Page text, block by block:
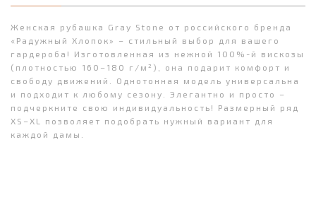
Женская рубашка Gray Stone от российского бренда
«Радужный Хлопок» – стильный выбор для вашего
гардероба! Изготовленная из нежной 100%-й вискозы
(плотностью 160–180 г/м²), она подарит комфорт и
свободу движений. Однотонная модель универсальна
и подходит к любому сезону. Элегантно и просто –
подчеркните свою индивидуальность! Размерный ряд
XS–XL позволяет подобрать нужный вариант для
каждой дамы.